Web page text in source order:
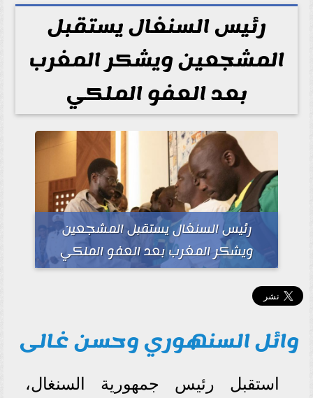
2026-05-24 19:34:04
رئيس السنغال يستقبل
المشجعين ويشكر المغرب
بعد العفو الملكي
رئيس السنغال يستقبل المشجعين
ويشكر المغرب بعد العفو الملكي
وائل السنهوري وحسن غالى
استقبل رئيس جمهورية السنغال،